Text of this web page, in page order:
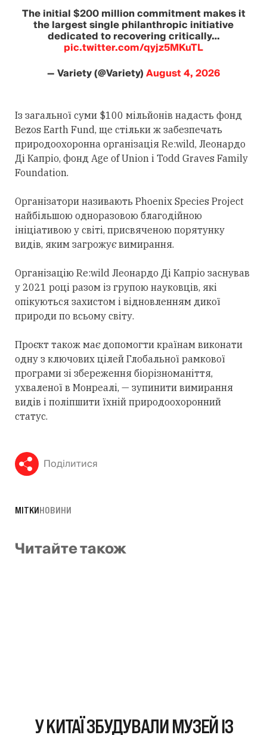
The initial $200 million commitment makes it
the largest single philanthropic initiative
dedicated to recovering critically…
pic.twitter.com/qyjz5MKuTL
— Variety (@Variety)August 4, 2026
Із загальної суми $100 мільйонів надасть фонд
Bezos Earth Fund, ще стільки ж забезпечать
природоохоронна організація Re:wild, Леонардо
Ді Капріо, фонд Age of Union і Todd Graves Family
Foundation.
Організатори називають Phoenix Species Project
найбільшою одноразовою благодійною
ініціативою у світі, присвяченою порятунку
видів, яким загрожує вимирання.
Організацію Re:wild Леонардо Ді Капріо заснував
у 2021 році разом із групою науковців, які
опікуються захистом і відновленням дикої
природи по всьому світу.
Проєкт також має допомогти країнам виконати
одну з ключових цілей Глобальної рамкової
програми зі збереження біорізноманіття,
ухваленої в Монреалі, — зупинити вимирання
видів і поліпшити їхній природоохоронний
статус.
Поділитися
МІТКИНОВИНИ
Читайте також
У КИТАЇ ЗБУДУВАЛИ МУЗЕЙ ІЗ